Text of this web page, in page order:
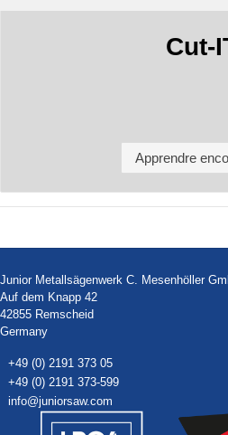
Cut-
Apprendre
Junior Metallsägenwerk C. Mesenhöller
Auf dem Knapp 42
42855 Remscheid
Germany
+49 (0) 2191 373 05
+49 (0) 2191 373-599
info@juniorsaw.com